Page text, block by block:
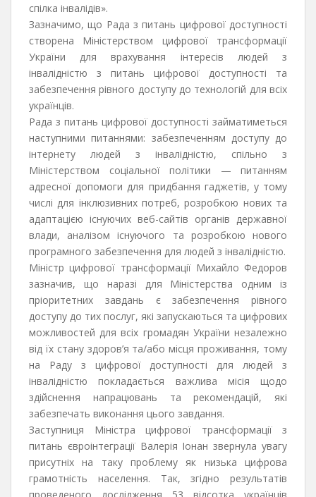
спілка інвалідів».
Зазначимо, що Рада з питань цифрової доступності
створена Міністерством цифрової трансформації
України для врахування інтересів людей з
інвалідністю з питань цифрової доступності та
забезпечення рівного доступу до технологій для всіх
українців.
Рада з питань цифрової доступності займатиметься
наступними питаннями: забезпеченням доступу до
інтернету людей з інвалідністю, спільно з
Міністерством соціальної політики — питанням
адресної допомоги для придбання гаджетів, у тому
числі для інклюзивних потреб, розробкою нових та
адаптацією існуючих веб-сайтів органів державної
влади, аналізом існуючого та розробкою нового
програмного забезпечення для людей з інвалідністю.
Міністр цифрової трансформації Михайло Федоров
зазначив, що наразі для Міністерства одним із
пріоритетних завдань є забезпечення рівного
доступу до тих послуг, які запускаються та цифрових
можливостей для всіх громадян України незалежно
від їх стану здоров’я та/або місця проживання, тому
на Раду з цифрової доступності для людей з
інвалідністю покладається важлива місія щодо
здійснення напрацювань та рекомендацій, які
забезпечать виконання цього завдання.
Заступниця Міністра цифрової трансформації з
питань євроінтеграції Валерія Іонан звернула увагу
присутніх на таку проблему як низька цифрова
грамотність населення. Так, згідно результатів